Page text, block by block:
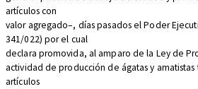
artículos con
valor agregado–, días pasados el Poder
341/022) por el cual
declara promovida, al amparo de la Ley de
actividad de producción de ágatas y
artículos